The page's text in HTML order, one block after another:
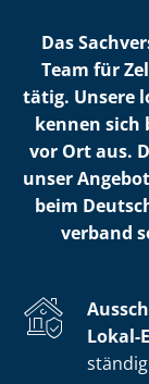
Das
Team für
tätig. Unsere
kennen sich
vor Ort aus.
unser
beim
ver­band
Lokal-